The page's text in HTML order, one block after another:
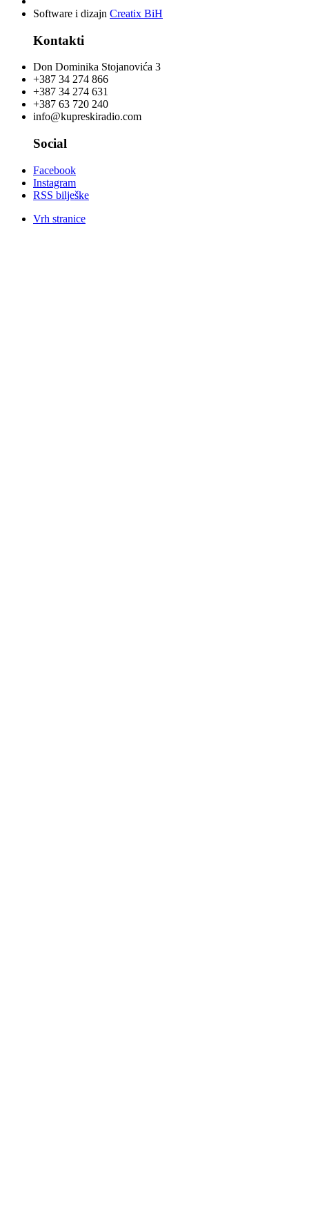
Software i dizajn Creatix BiH
Kontakti
Don Dominika Stojanovića 3
+387 34 274 866
+387 34 274 631
+387 63 720 240
info@kupreskiradio.com
Social
Facebook
Instagram
RSS bilješke
Vrh stranice